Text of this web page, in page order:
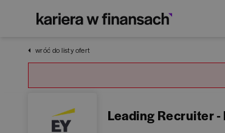
wróć do listy ofert
Leading Recruiter